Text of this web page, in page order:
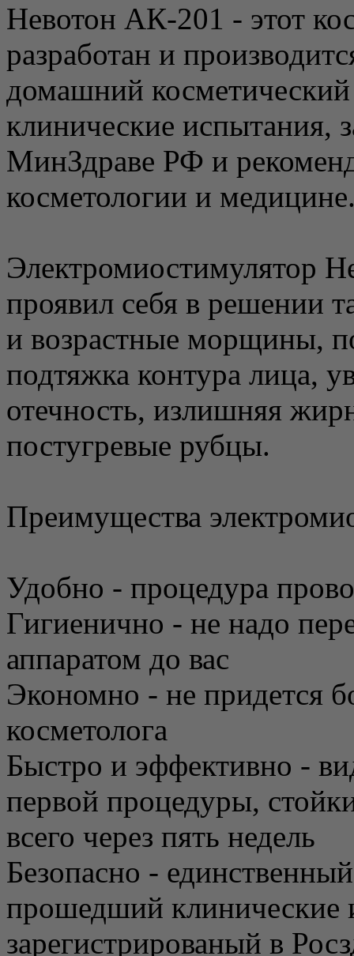
Невотон АК-201 - этот
разработан и
домашний
клинические испытания,
МинЗдраве РФ и
косметологии и
Электромиостимулятор
проявил себя в решении
и возрастные морщины,
подтяжка контура лица,
отечность, излишняя
постугревые рубцы.
Преимущества
Удобно - процедура
Гигиенично - не надо
аппаратом до вас
Экономно - не придется
косметолога
Быстро и эффективно -
первой процедуры,
всего через пять недель
Безопасно -
прошедший клинические
зарегистрированый в